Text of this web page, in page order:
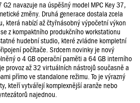
G2 navazuje na úspěšný model MPC Key 37,
změny. Druhá generace dostala zcela
která nabízí až čtyřnásobný výpočetní výkon
z kompaktního produkčního workstationu
hudební studio, které zvládne kompletní
počítače. Srdcem novinky je nový
o 4 GB operační paměti a 64 GB interního
provoz až 32 virtuálních nástrojů současně a
přímo ve standalone režimu. To je výrazný
kteří vytvářejí komplexnější aranže nebo
najednou.